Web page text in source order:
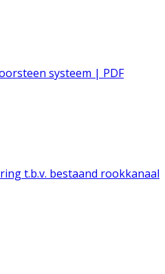
systeem | PDF
t.b.v. bestaand rookkanaal